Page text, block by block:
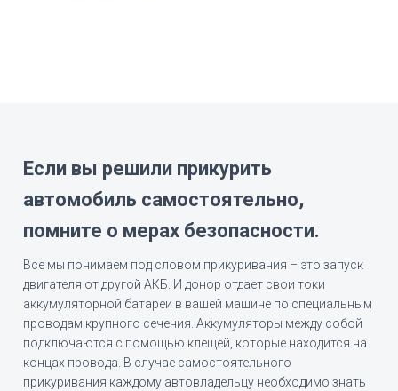
Если вы решили прикурить
автомобиль самостоятельно,
помните о мерах безопасности.
Все мы понимаем под словом прикуривания – это запуск
двигателя от другой АКБ. И донор отдает свои токи
аккумуляторной батареи в вашей машине по специальным
проводам крупного сечения. Аккумуляторы между собой
подключаются с помощью клещей, которые находится на
концах провода. В случае самостоятельного
прикуривания каждому автовладельцу необходимо знать